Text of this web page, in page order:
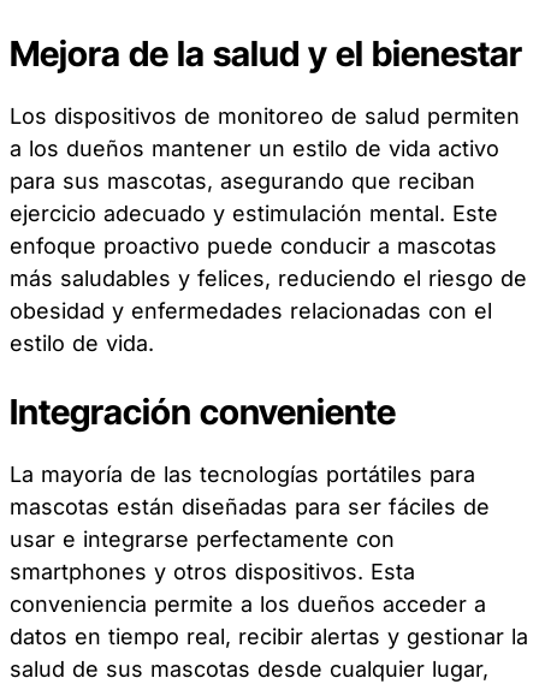
Mejora de la salud y el bienestar
Los dispositivos de monitoreo de salud permiten
a los dueños mantener un estilo de vida activo
para sus mascotas, asegurando que reciban
ejercicio adecuado y estimulación mental. Este
enfoque proactivo puede conducir a mascotas
más saludables y felices, reduciendo el riesgo de
obesidad y enfermedades relacionadas con el
estilo de vida.
Integración conveniente
La mayoría de las tecnologías portátiles para
mascotas están diseñadas para ser fáciles de
usar e integrarse perfectamente con
smartphones y otros dispositivos. Esta
conveniencia permite a los dueños acceder a
datos en tiempo real, recibir alertas y gestionar la
salud de sus mascotas desde cualquier lugar,